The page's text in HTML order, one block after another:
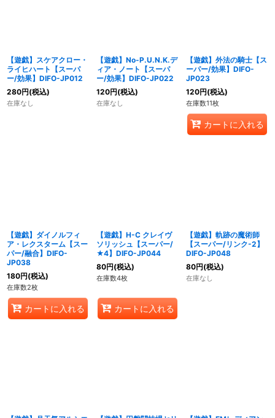
【遊戯】スケアクロー・
ライヒハート【スーパ
ー/効果】DIFO-JP012
280円(税込)
在庫なし
【遊戯】No-P.U.N.K.デ
ィア・ノート【スーパ
ー/効果】DIFO-JP022
120円(税込)
在庫なし
【遊戯】外法の騎士【ス
ーパー/効果】DIFO-
JP023
120円(税込)
在庫数11枚
カートに入れる
【遊戯】ダイノルフィ
ア・レクスターム【スー
パー/融合】DIFO-
JP038
180円(税込)
在庫数2枚
カートに入れる
【遊戯】H-C クレイヴ
ソリッシュ【スーパー/
★4】DIFO-JP044
80円(税込)
在庫数4枚
カートに入れる
【遊戯】軌跡の魔術師
【スーパー/リンク-2】
DIFO-JP048
80円(税込)
在庫なし